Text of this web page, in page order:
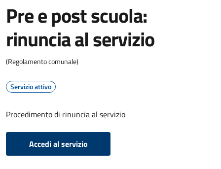
Pre e post scuola:
rinuncia al servizio
(Regolamento comunale)
Servizio attivo
Procedimento di rinuncia al servizio
Accedi al servizio